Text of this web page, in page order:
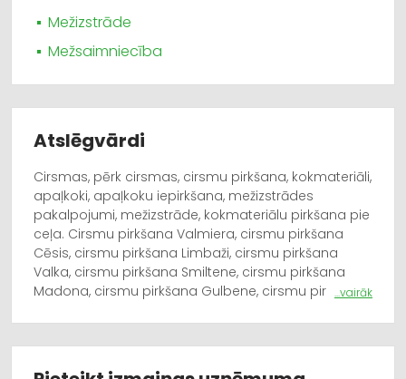
Mežizstrāde
Mežsaimniecība
Atslēgvārdi
Cirsmas, pērk cirsmas, cirsmu pirkšana, kokmateriāli,
apaļkoki, apaļkoku iepirkšana, mežizstrādes
pakalpojumi, mežizstrāde, kokmateriālu pirkšana pie
ceļa. Cirsmu pirkšana Valmiera, cirsmu pirkšana
Cēsis, cirsmu pirkšana Limbaži, cirsmu pirkšana
Valka, cirsmu pirkšana Smiltene, cirsmu pirkšana
Madona, cirsmu pirkšana Gulbene, cirsmu pirkšana
Valmiera, pērk cirsmas Limbaži, pērk cirsmas Cēsis,
pērk cirsmas Valka, pērk cirsmas Smiltene, pērk
...vairāk